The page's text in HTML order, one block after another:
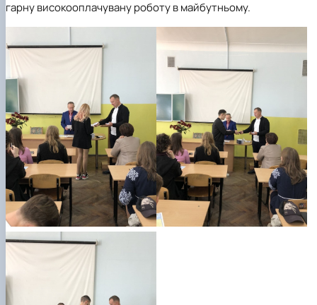
гарну високооплачувану роботу в майбутньому.